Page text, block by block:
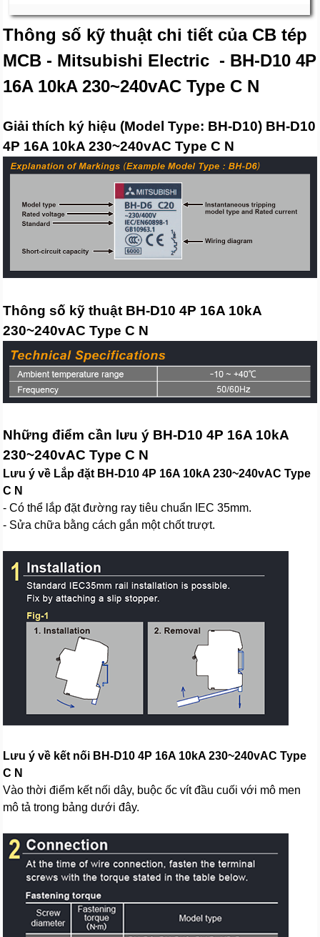
Thông số kỹ thuật chi tiết của CB tép
MCB - Mitsubishi Electric - BH-D10 4P
16A 10kA 230~240vAC Type C N
Giải thích ký hiệu (Model Type: BH-D10) BH-D10
4P 16A 10kA 230~240vAC Type C N
Thông số kỹ thuật BH-D10 4P 16A 10kA
230~240vAC Type C N
Những điểm cần lưu ý BH-D10 4P 16A 10kA
230~240vAC Type C N
Lưu ý về Lắp đặt BH-D10 4P 16A 10kA 230~240vAC Type
C N
- Có thể lắp đặt đường ray tiêu chuẩn IEC 35mm.
- Sửa chữa bằng cách gắn một chốt trượt.
Lưu ý về kết nối BH-D10 4P 16A 10kA 230~240vAC Type
C N
Vào thời điểm kết nối dây, buộc ốc vít đầu cuối với mô men
mô tả trong bảng dưới đây.